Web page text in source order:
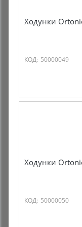
Ходунки
КОД: 50000049
Ходунки
КОД: 50000050